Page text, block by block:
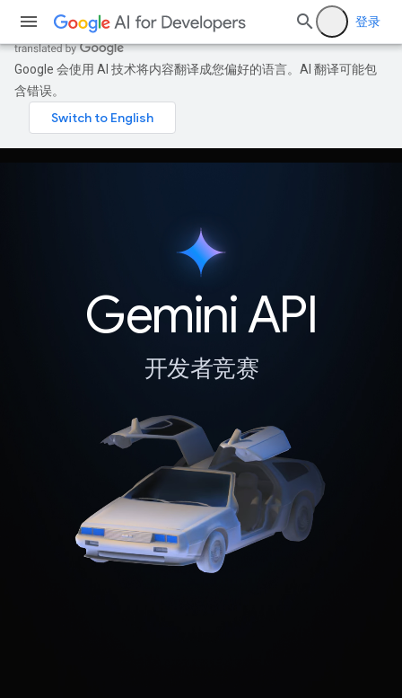
登录
Google 会使用 AI 技术将内容翻译成您偏好的语言。AI 翻译可能包
含错误。
Gemini API
开发者竞赛